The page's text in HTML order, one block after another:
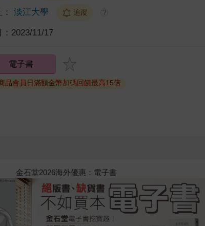
淡江大學 追蹤 ?
2023/11/17
電子書
品會員日滿額金幣加碼回饋最高15倍
2026金石堂暑假漫博〈你好，我吃一點〉第二波